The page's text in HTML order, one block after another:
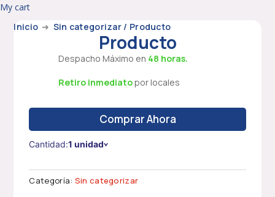
My cart
Inicio ➜ Sin categorizar / Producto
Producto
Despacho Máximo en 48 horas.
Retiro inmediatopor locales
Comprar Ahora
Cantidad:1 unidad
Categoría: Sin categorizar